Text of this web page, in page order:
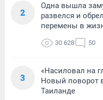
2
Одна вышла
развелся и
перемены в
30 628 50
3
«Насиловал на
Новый поворот
Таиланде